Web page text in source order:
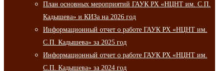
План основных мероприятий ГАУК РХ «НЦНТ им. С.П.
Кадышева» и КИЗа на 2026 год
Информационный отчет о работе ГАУК РХ «НЦНТ им.
С.П. Кадышева» за 2025 год
Информационный отчет о работе ГАУК РХ «НЦНТ им.
С.П. Кадышева» за 2024 год